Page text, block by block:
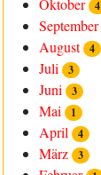
Oktober 4
September
August 4
Juli 3
Juni 3
Mai 1
April 4
März 3